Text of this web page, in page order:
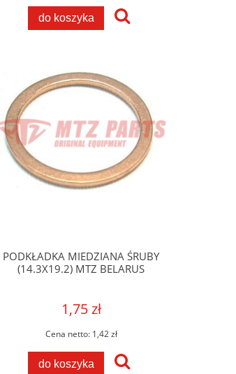
do koszyka
PODKŁADKA MIEDZIANA ŚRUBY
(14.3X19.2) MTZ BELARUS
1,75 zł
Cena netto: 1,42 zł
do koszyka